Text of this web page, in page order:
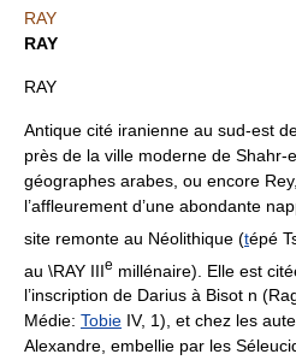
RAY
RAY
RAY
Antique cité iranienne au sud-est
près de la ville moderne de Shahr-
géographes arabes, ou encore
l’affleurement d’une abondante
site remonte au Néolithique (tépé
au \RAY IIIe millénaire). Elle est
l’inscription de Darius à Bisot n
Médie: Tobie IV, 1), et chez les
Alexandre, embellie par les